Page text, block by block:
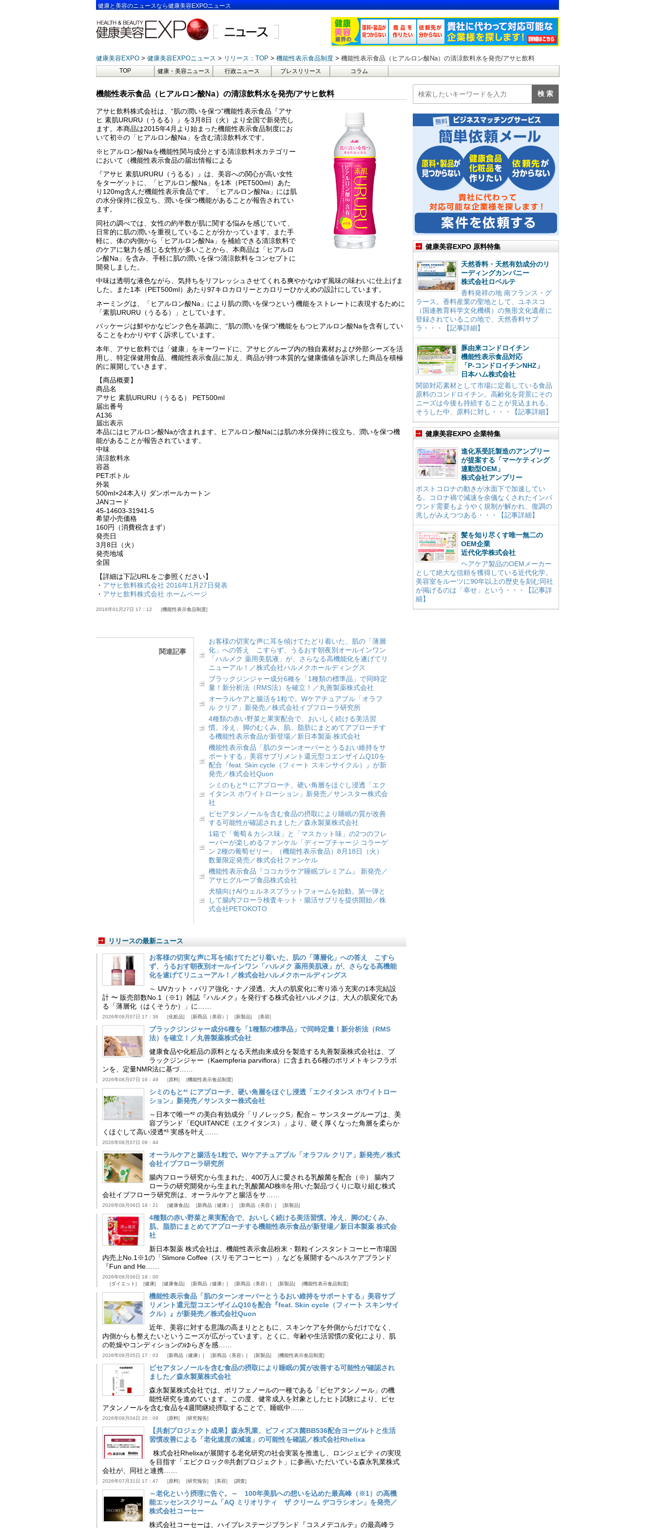
健康と美容のニュースなら健康美容EXPOニュース
健康美容EXPO 健康美容EXPOニュース リリース：TOP 機能性表示食品制度 機能性表示食品（ヒアルロン酸Na）の清涼飲料水を発売/アサヒ飲料
TOP 健康・美容ニュース 行政ニュース プレスリリース コラム
機能性表示食品（ヒアルロン酸Na）の清涼飲料水を発売/アサヒ飲料
アサヒ飲料株式会社は、“肌の潤いを保つ”機能性表示食品『アサ
ヒ 素肌URURU（うるる）』を3月8日（火）より全国で新発売し
ます。本商品は2015年4月より始まった機能性表示食品制度にお
いて初※の「ヒアルロン酸Na」を含む清涼飲料水です。
※ヒアルロン酸Naを機能性関与成分とする清涼飲料水カテゴリー
において（機能性表示食品の届出情報による
『アサヒ 素肌URURU（うるる）』は、美容への関心が高い女性
をターゲットに、「ヒアルロン酸Na」を1本（PET500ml）あた
り120mg含んだ機能性表示食品です。「ヒアルロン酸Na」には肌
の水分保持に役立ち、潤いを保つ機能があることが報告されてい
ます。
同社の調べでは、女性の約半数が肌に関する悩みを感じていて、
日常的に肌の潤いを重視していることが分かっています。また手
軽に、体の内側から「ヒアルロン酸Na」を補給できる清涼飲料で
のケアに魅力を感じる女性が多いことから、本商品は「ヒアルロ
ン酸Na」を含み、手軽に肌の潤いを保つ清涼飲料をコンセプトに
開発しました。
中味は透明な液色ながら、気持ちをリフレッシュさせてくれる爽やかなゆず風味の味わいに仕上げま
した。また1本（PET500ml）あたり97キロカロリーとカロリーひかえめの設計にしています。
ネーミングは、「ヒアルロン酸Na」により肌の潤いを保つという機能をストレートに表現するために
「素肌URURU（うるる）」としています。
パッケージは鮮やかなピンク色を基調に、“肌の潤いを保つ”機能をもつヒアルロン酸Naを含有してい
ることをわかりやすく訴求しています。
本年、アサヒ飲料では「健康」をキーワードに、アサヒグループ内の独自素材および外部シーズを活
用し、特定保健用食品、機能性表示食品に加え、商品が持つ本質的な健康価値を訴求した商品を積極
的に展開していきます。
【商品概要】
商品名
アサヒ 素肌URURU（うるる） PET500ml
届出番号
A136
届出表示
本品にはヒアルロン酸Naが含まれます。ヒアルロン酸Naには肌の水分保持に役立ち、潤いを保つ機
能があることが報告されています。
中味
清涼飲料水
容器
PETボトル
外装
500ml×24本入り ダンボールカートン
JANコード
45-14603-31941-5
希望小売価格
160円（消費税含まず）
発売日
3月8日（火）
発売地域
全国
【詳細は下記URLをご参照ください】
・ アサヒ飲料株式会社 2016年1月27日発表
・ アサヒ飲料株式会社 ホームページ
2016年01月27日 17：12 機能性表示食品制度
関連記事
お客様の切実な声に耳を傾けてたどり着いた、肌の「薄層
化」への答え こすらず、うるおす朝夜別オールインワン
「ハルメク 薬用美肌液」が、さらなる高機能化を遂げてリ
ニューアル！／株式会社ハルメクホールディングス
ブラックジンジャー成分6種を「1種類の標準品」で同時定
量！新分析法（RMS法）を確立！／丸善製薬株式会社
オーラルケアと腸活を1粒で。Wケアチュアブル「オラフ
ル クリア」新発売／株式会社イブフローラ研究所
4種類の赤い野菜と果実配合で、おいしく続ける美活習
慣。冷え、脚のむくみ、肌、脂肪にまとめてアプローチす
る機能性表示食品が新登場／新日本製薬 株式会社
機能性表示食品「肌のターンオーバーとうるおい維持をサ
ポートする」美容サプリメント還元型コエンザイムQ10を
配合『feat. Skin cycle（フィート スキンサイクル）』が新
発売／株式会社Quon
シミのもと*¹ にアプローチ、硬い角層をほぐし浸透「エク
イタンス ホワイトローション」新発売／サンスター株式会
社
ピセアタンノールを含む食品の摂取により睡眠の質が改善
する可能性が確認されました／森永製菓株式会社
1箱で「葡萄＆カシス味」と「マスカット味」の2つのフレ
ーバーが楽しめるファンケル「ディープチャージ コラーゲ
ン 2種の葡萄ゼリー」（機能性表示食品）8月18日（火）
数量限定発売／株式会社ファンケル
機能性表示食品『ココカラケア睡眠プレミアム』 新発売／
アサヒグループ食品株式会社
犬猫向けAIウェルネスプラットフォームを始動。第一弾と
して腸内フローラ検査キット・腸活サプリを提供開始／株
式会社PETOKOTO
リリースの最新ニュース
お客様の切実な声に耳を傾けてたどり着いた、肌の「薄層化」への答え こすら
ず、うるおす朝夜別オールインワン「ハルメク 薬用美肌液」が、さらなる高機能
化を遂げてリニューアル！／株式会社ハルメクホールディングス
～ UVカット・バリア強化・ナノ浸透。大人の肌変化に寄り添う充実の1本完結設
計 〜 販売部数No.1（※1）雑誌『ハルメク』を発行する株式会社ハルメクは、大人の肌変化であ
る「薄層化（はくそうか）」に……
2026年08月07日 17：36 化粧品 新商品（美容） 新製品 美容
ブラックジンジャー成分6種を「1種類の標準品」で同時定量！新分析法（RMS
法）を確立！／丸善製薬株式会社
健康食品や化粧品の原料となる天然由来成分を製造する丸善製薬株式会社は、ブ
ラックジンジャー（Kaempferia parviflora）に含まれる6種のポリメトキシフラボ
ンを、定量NMR法に基づ……
2026年08月07日 16：49 原料 機能性表示食品制度
シミのもと*¹ にアプローチ、硬い角層をほぐし浸透「エクイタンス ホワイトロー
ション」新発売／サンスター株式会社
～日本で唯一*² の美白有効成分「リノレックS」配合～ サンスターグループは、美
容ブランド「EQUITANCE（エクイタンス）」より、硬く厚くなった角層を柔らか
くほぐして高い浸透*³ 実感を叶え……
2026年08月07日 09：44
オーラルケアと腸活を1粒で。Wケアチュアブル「オラフル クリア」新発売／株式
会社イブフローラ研究所
腸内フローラ研究から生まれた、400万人に愛される乳酸菌を配合（※） 腸内フ
ローラの研究開発から生まれた乳酸菌AD株®を用いた製品づくりに取り組む株式
会社イブフローラ研究所は、オーラルケアと腸活をサ……
2026年08月06日 18：21 健康食品 新商品（健康） 新商品（美容） 新製品
4種類の赤い野菜と果実配合で、おいしく続ける美活習慣。冷え、脚のむくみ、
肌、脂肪にまとめてアプローチする機能性表示食品が新登場／新日本製薬 株式会
社
新日本製薬 株式会社は、機能性表示食品粉末・顆粒インスタントコーヒー市場国
内売上No.1※1の「Slimore Coffee（スリモアコーヒー）」などを展開するヘルスケアブランド
『Fun and He……
2026年08月06日 18：00
ダイエット
健康 健康食品 新商品（健康） 新商品（美容） 新製品 機能性表示食品制度
機能性表示食品「肌のターンオーバーとうるおい維持をサポートする」美容サプ
リメント還元型コエンザイムQ10を配合『feat. Skin cycle（フィート スキンサイ
クル）』が新発売／株式会社Quon
近年、美容に対する意識の高まりとともに、スキンケアを外側からだけでなく、
内側からも整えたいというニーズが広がっています。とくに、年齢や生活習慣の変化により、肌
の乾燥やコンディションのゆらぎを感……
2026年08月05日 17：03 新商品（健康） 新商品（美容） 新製品 機能性表示食品制度
ピセアタンノールを含む食品の摂取により睡眠の質が改善する可能性が確認され
ました／森永製菓株式会社
森永製菓株式会社では、ポリフェノールの一種である「ピセアタンノール」の機
能性研究を進めています。この度、健常成人を対象としたヒト試験により、ピセ
アタンノールを含む食品を4週間継続摂取することで、睡眠中……
2026年08月04日 20：09 原料 研究報告
【共創プロジェクト成果】森永乳業、ビフィズス菌BB536配合ヨーグルトと生活
習慣改善による「老化速度の減速」の可能性を確認／株式会社Rhelixa
株式会社Rhelixaが展開する老化研究の社会実装を推進し、ロンジェビティの実現
を目指す「エピクロック®共創プロジェクト」に参画いただいている森永乳業株式
会社が、同社と連携……
2026年07月31日 17：47 原料 研究報告 美容 調査
～老化という摂理に告ぐ。～ 100年美肌への想いを込めた最高峰（※1）の高機
能エッセンスクリーム「AQ ミリオリティ ザ クリーム デコラシオン」を発売／
株式会社コーセー
株式会社コーセーは、ハイプレステージブランド『コスメデコルテ』の最高峰ラ
健康美容EXPO 原料特集
天然香料・天然有効成分のリ
ーディングカンパニー
株式会社ロベルテ
香料発祥の地 南フランス・グ
ラース。香料産業の聖地として、ユネスコ
（国連教育科学文化機構）の無形文化遺産に
登録されているこの地で、天然香料サプ
ラ・・・【記事詳細】
豚由来コンドロイチン
機能性表示食品対応
「P-コンドロイチンNHZ」
日本ハム株式会社
関節対応素材として市場に定着している食品
原料のコンドロイチン。高齢化を背景にその
ニーズは今後も持続することが見込まれる。
そうした中、原料に対し・・・【記事詳細】
健康美容EXPO 企業特集
進化系受託製造のアンプリー
が提案する「マーケティング
連動型OEM」
株式会社アンプリー
ポストコロナの動きが水面下で加速してい
る。コロナ禍で減速を余儀なくされたインバ
ウンド需要もようやく規制が解かれ、復調の
兆しがみえつつある・・・【記事詳細】
髪を知り尽くす唯一無二の
OEM企業
近代化学株式会社
ヘアケア製品のOEMメーカー
として絶大な信頼を獲得している近代化学。
美容室をルーツに90年以上の歴史を刻む同社
が掲げるのは「幸せ」という・・・【記事詳
細】